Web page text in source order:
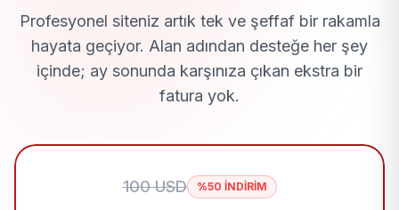
Profesyonel siteniz artık tek ve şeffaf bir rakamla
hayata geçiyor. Alan adından desteğe her şey
içinde; ay sonunda karşınıza çıkan ekstra bir
fatura yok.
100 USD %50 İNDİRİM